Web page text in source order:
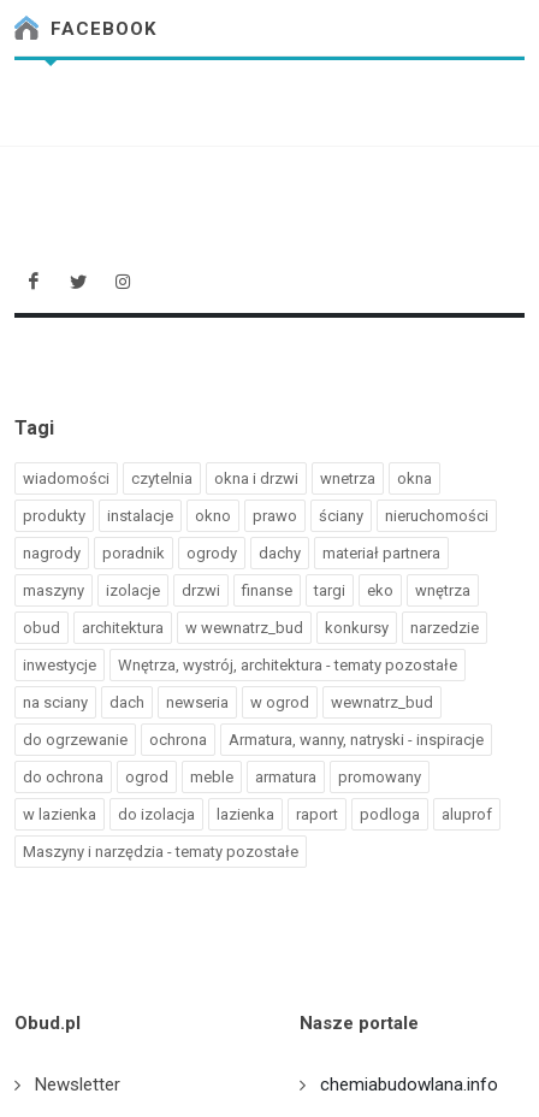
FACEBOOK
Tagi
wiadomości czytelnia okna i drzwi wnetrza okna
produkty instalacje okno prawo ściany nieruchomości
nagrody poradnik ogrody dachy materiał partnera
maszyny izolacje drzwi finanse targi eko wnętrza
obud architektura w wewnatrz_bud konkursy narzedzie
inwestycje Wnętrza, wystrój, architektura - tematy pozostałe
na sciany dach newseria w ogrod wewnatrz_bud
do ogrzewanie ochrona Armatura, wanny, natryski - inspiracje
do ochrona ogrod meble armatura promowany
w lazienka do izolacja lazienka raport podloga aluprof
Maszyny i narzędzia - tematy pozostałe
Obud.pl
Newsletter
Nasze portale
chemiabudowlana.info